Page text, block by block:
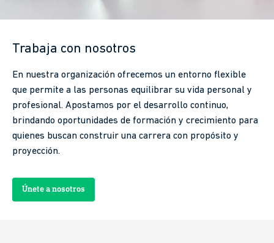
Trabaja con nosotros
En nuestra organización ofrecemos un entorno flexible
que permite a las personas equilibrar su vida personal y
profesional. Apostamos por el desarrollo continuo,
brindando oportunidades de formación y crecimiento para
quienes buscan construir una carrera con propósito y
proyección.
Únete a nosotros